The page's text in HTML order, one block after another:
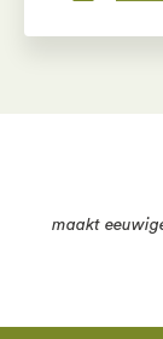
maakt